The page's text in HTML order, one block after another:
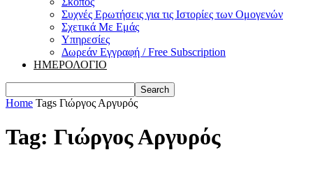
Συχνές Ερωτήσεις για τις Ιστορίες των Ομογενών
Σχετικά Με Εμάς
Υπηρεσίες
Δωρεάν Εγγραφή / Free Subscription
ΗΜΕΡΟΛΟΓΙΟ
Home Tags Γιώργος Αργυρός
Tag: Γιώργος Αργυρός